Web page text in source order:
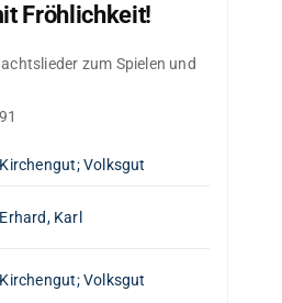
Fröhlichkeit!
zum Spielen und
Kirchengut;Volksgut
Erhard, Karl
Kirchengut;Volksgut